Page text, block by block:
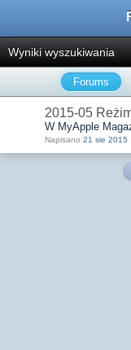
Wyniki wyszukiwania
Forums
2015-05
W MyApple
Napisano 21 sie 2015